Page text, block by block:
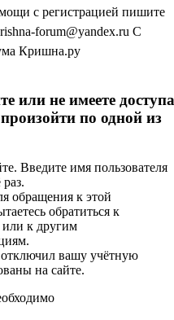
с регистрацией пишите
forum@yandex.ru С
Кришна.ру
или не имеете доступа
по одной из
Введите имя пользователя
обращения к этой
обратиться к
к другим
вашу учётную
на сайте.